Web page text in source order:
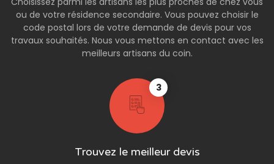
ou de votre résidence secondaire. Vous pouvez choisir le
code postal lors de votre demande de devis pour vos
travaux souhaités. Nous vous mettons en contact avec les
meilleurs artisans du coin.
3
Trouvez le meilleur devis